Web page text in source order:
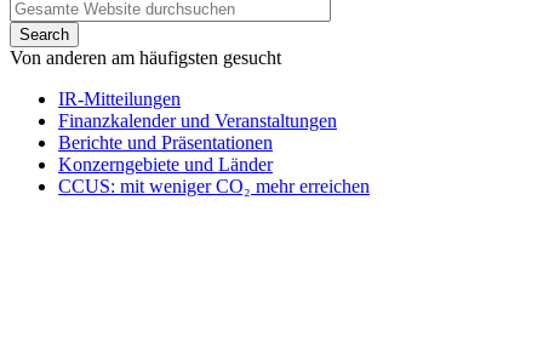
Von anderen am häufigsten gesucht
IR-Mitteilungen
Finanzkalender und Veranstaltungen
Berichte und Präsentationen
Konzerngebiete und Länder
CCUS: mit weniger CO₂ mehr erreichen